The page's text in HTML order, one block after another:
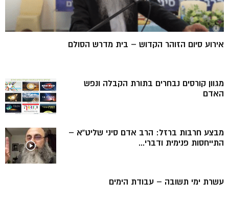
אירוע סיום הזוהר הקדוש – בית מדרש הסולם
מגוון קורסים נבחרים בתורת הקבלה ונפש
האדם
מבצע חרבות ברזל: הרב אדם סיני שליט”א –
התייחסות פנימית ודברי...
עשרת ימי תשובה – עבודת הימים